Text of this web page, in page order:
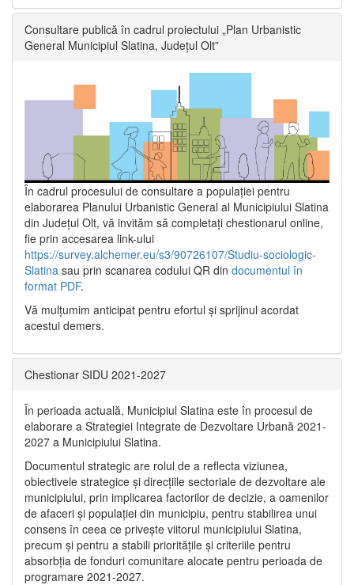
Consultare publică în cadrul proiectului „Plan Urbanistic
General Municipiul Slatina, Județul Olt”
În cadrul procesului de consultare a populaţiei pentru
elaborarea Planului Urbanistic General al Municipiului Slatina
din Județul Olt, vă invităm să completați chestionarul online,
fie prin accesarea link-ului
https://survey.alchemer.eu/s3/90726107/Studiu-sociologic-
Slatina sau prin scanarea codului QR din documentul în
format PDF.
Vă mulţumim anticipat pentru efortul şi sprijinul acordat
acestui demers.
Chestionar SIDU 2021-2027
În perioada actuală, Municipiul Slatina este în procesul de
elaborare a Strategiei Integrate de Dezvoltare Urbană 2021‐
2027 a Municipiului Slatina.
Documentul strategic are rolul de a reflecta viziunea,
obiectivele strategice și direcțiile sectoriale de dezvoltare ale
municipiului, prin implicarea factorilor de decizie, a oamenilor
de afaceri și populației din municipiu, pentru stabilirea unui
consens în ceea ce privește viitorul municipiului Slatina,
precum și pentru a stabili prioritățile și criteriile pentru
absorbția de fonduri comunitare alocate pentru perioada de
programare 2021-2027.